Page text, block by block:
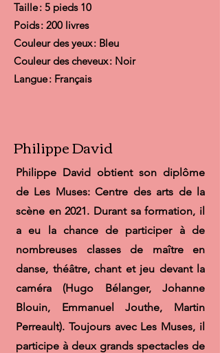
Taille : 5 pieds 10
Poids : 200 livres
Couleur des yeux : Bleu
Couleur des cheveux : Noir
Langue : Français
Philippe David
Philippe David obtient son diplôme
de Les Muses: Centre des arts de la
scène en 2021. Durant sa formation, il
a eu la chance de participer à de
nombreuses classes de maître en
danse, théâtre, chant et jeu devant la
caméra (Hugo Bélanger, Johanne
Blouin, Emmanuel Jouthe, Martin
Perreault). Toujours avec Les Muses, il
participe à deux grands spectacles de